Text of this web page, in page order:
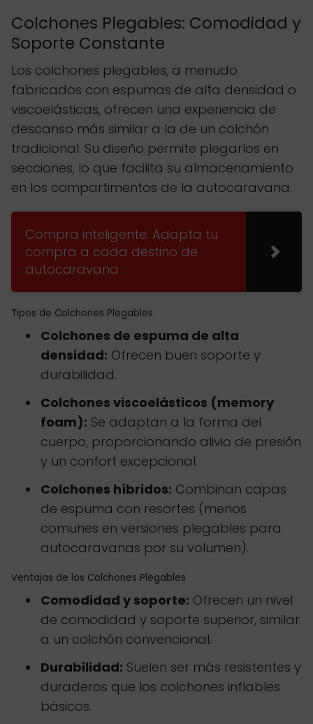
Colchones Plegables: Comodidad y
Soporte Constante
Los colchones plegables, a menudo
fabricados con espumas de alta densidad o
viscoelásticas, ofrecen una experiencia de
descanso más similar a la de un colchón
tradicional. Su diseño permite plegarlos en
secciones, lo que facilita su almacenamiento
en los compartimentos de la autocaravana.
Compra inteligente: Adapta tu
compra a cada destino de
autocaravana
Tipos de Colchones Plegables
Colchones de espuma de alta
densidad: Ofrecen buen soporte y
durabilidad.
Colchones viscoelásticos (memory
foam): Se adaptan a la forma del
cuerpo, proporcionando alivio de presión
y un confort excepcional.
Colchones híbridos: Combinan capas
de espuma con resortes (menos
comunes en versiones plegables para
autocaravanas por su volumen).
Ventajas de los Colchones Plegables
Comodidad y soporte: Ofrecen un nivel
de comodidad y soporte superior, similar
a un colchón convencional.
Durabilidad: Suelen ser más resistentes y
duraderos que los colchones inflables
básicos.